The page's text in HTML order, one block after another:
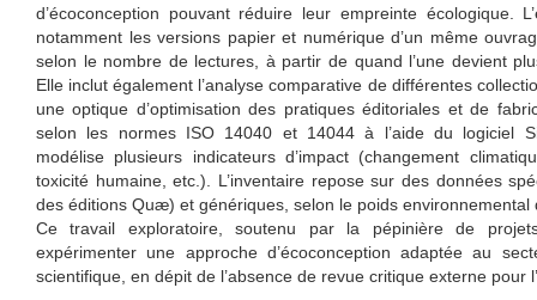
d’écoconception pouvant réduire leur empreinte écologique.
notamment les versions papier et numérique d’un même
selon le nombre de lectures, à partir de quand l’une devient
Elle inclut également l’analyse comparative de différentes
une optique d’optimisation des pratiques éditoriales et de
selon les normes ISO 14040 et 14044 à l’aide du logiciel
modélise plusieurs indicateurs d’impact (changement
toxicité humaine, etc.). L’inventaire repose sur des données
des éditions Quæ) et génériques, selon le poids environnemental
Ce travail exploratoire, soutenu par la pépinière de
expérimenter une approche d’écoconception adaptée au
scientifique, en dépit de l’absence de revue critique externe pour